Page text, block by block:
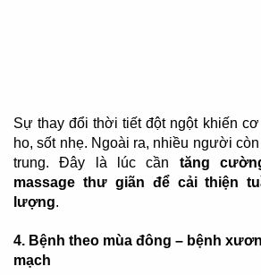
Sự thay đổi thời tiết đột ngột khiến
ho, sốt nhẹ. Ngoài ra, nhiều người
trung. Đây là lúc cần tăng
massage thư giãn để cải thiện
lượng.
4. Bệnh theo mùa đông – bệnh
mạch